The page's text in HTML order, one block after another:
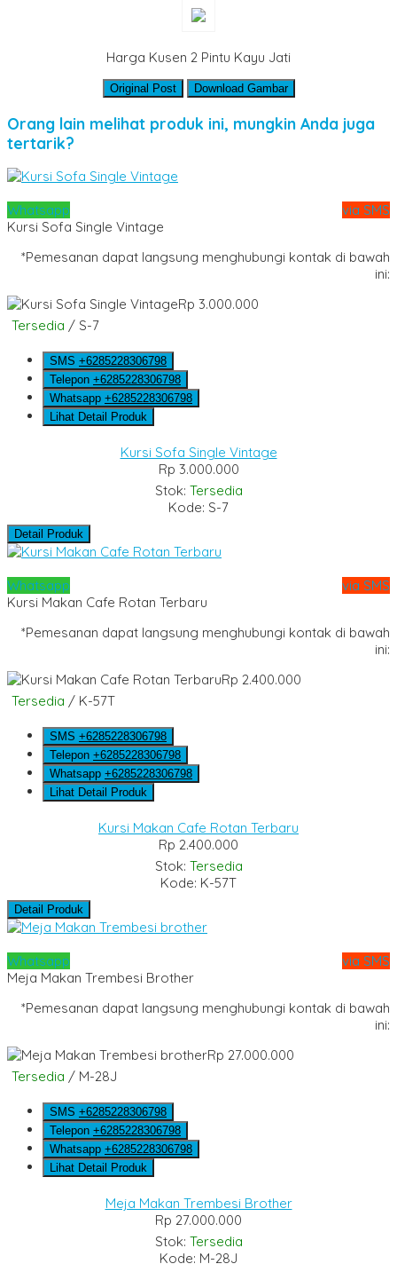
Harga Kusen 2 Pintu Kayu Jati
Original Post Download Gambar
Orang lain melihat produk ini, mungkin Anda juga
tertarik?
Whatsapp
via SMS
Kursi Sofa Single Vintage
*Pemesanan dapat langsung menghubungi kontak di bawah
ini:
Rp 3.000.000
Tersedia / S-7
SMS +6285228306798
Telepon +6285228306798
Whatsapp +6285228306798
Lihat Detail Produk
Kursi Sofa Single Vintage
Rp 3.000.000
Stok: Tersedia
Kode: S-7
Detail Produk
Whatsapp
via SMS
Kursi Makan Cafe Rotan Terbaru
*Pemesanan dapat langsung menghubungi kontak di bawah
ini:
Rp 2.400.000
Tersedia / K-57T
SMS +6285228306798
Telepon +6285228306798
Whatsapp +6285228306798
Lihat Detail Produk
Kursi Makan Cafe Rotan Terbaru
Rp 2.400.000
Stok: Tersedia
Kode: K-57T
Detail Produk
Whatsapp
via SMS
Meja Makan Trembesi Brother
*Pemesanan dapat langsung menghubungi kontak di bawah
ini:
Rp 27.000.000
Tersedia / M-28J
SMS +6285228306798
Telepon +6285228306798
Whatsapp +6285228306798
Lihat Detail Produk
Meja Makan Trembesi Brother
Rp 27.000.000
Stok: Tersedia
Kode: M-28J